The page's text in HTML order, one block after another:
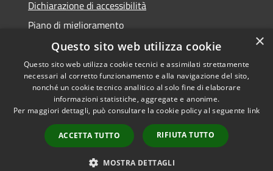
Dichiarazione di accessibilità
Piano di miglioramento
Accessibilità
Privacy
Mappa del sito
Copyright © 2026 • Comune di
Castiglion Fiorentino •
Powered byMunicipium •
Accesso redazione
×
Questo sito web utilizza cookie
Questo sito web utilizza cookie tecnici e assimilati strettamente
necessari al corretto funzionamento e alla navigazione del sito,
nonché un cookie tecnico analitico al solo fine di elaborare
informazioni statistiche, aggregate e anonime.
Per maggiori dettagli, può consultare la cookie policy al seguente link
ACCETTA TUTTO RIFIUTA TUTTO
MOSTRA DETTAGLI